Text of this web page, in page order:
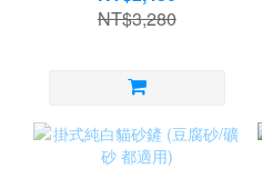
NT$3,280